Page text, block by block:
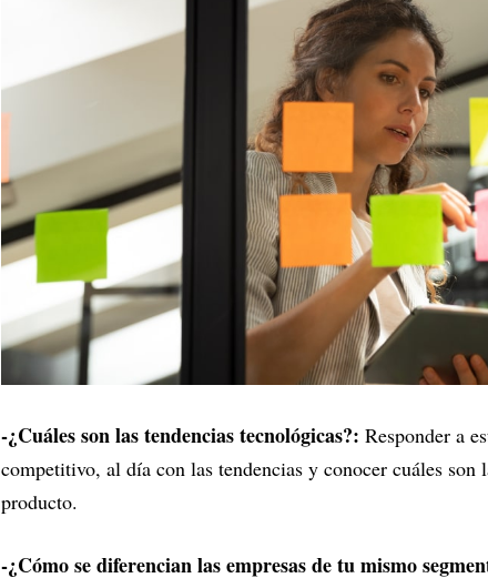
-¿Cuáles son las tendencias tecnológicas?: Responder a
competitivo, al día con las tendencias y conocer cuáles son
producto.
-¿Cómo se diferencian las empresas de tu mismo